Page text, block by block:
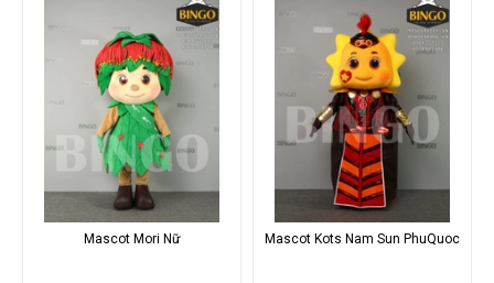
Mascot Mori Nữ Mascot Kots Nam Sun PhuQuoc